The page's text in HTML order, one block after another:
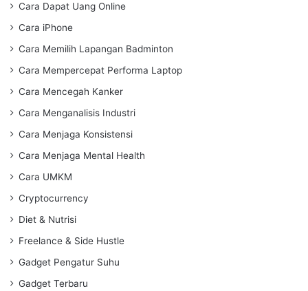
Cara Dapat Uang Online
Cara iPhone
Cara Memilih Lapangan Badminton
Cara Mempercepat Performa Laptop
Cara Mencegah Kanker
Cara Menganalisis Industri
Cara Menjaga Konsistensi
Cara Menjaga Mental Health
Cara UMKM
Cryptocurrency
Diet & Nutrisi
Freelance & Side Hustle
Gadget Pengatur Suhu
Gadget Terbaru